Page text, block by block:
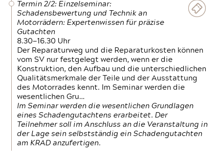
Termin 2/2: Einzelseminar:
Schadensbewertung und Technik an
Motorrädern: Expertenwissen für präzise
Gutachten
8.30—16.30 Uhr
Der Reparaturweg und die Reparaturkosten können
vom SV nur festgelegt werden, wenn er die
Konstruktion, den Aufbau und die unterschiedlichen
Qualitätsmerkmale der Teile und der Ausstattung
des Motorrades kennt. Im Seminar werden die
wesentlichen Gru…
Im Seminar werden die wesentlichen Grundlagen
eines Schadengutachtens erarbeitet. Der
Teilnehmer soll im Anschluss an die Veranstaltung in
der Lage sein selbstständig ein Schadengutachten
am KRAD anzufertigen.